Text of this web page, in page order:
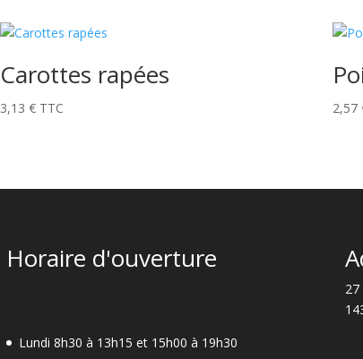
Carottes rapées
3,13 € TTC 2,57
Horaire d'ouverture
Lundi 8h30 à 13h15 et 15h00 à 19h30
27